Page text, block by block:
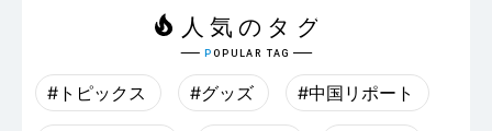
#トピックス #グッズ #中国リポート